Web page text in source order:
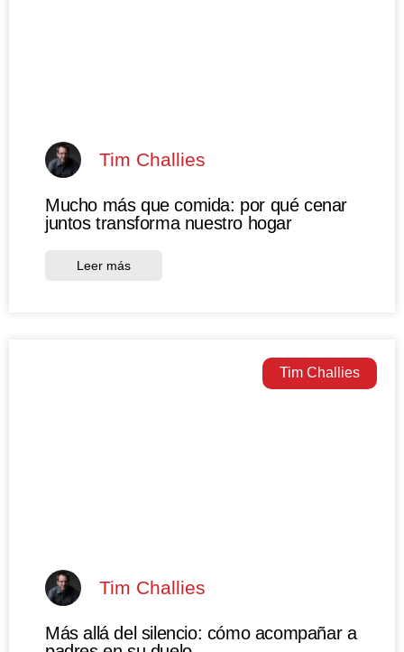
Tim Challies
Mucho más que comida: por qué cenar
juntos transforma nuestro hogar
Leer más
Tim Challies
Tim Challies
Más allá del silencio: cómo acompañar a